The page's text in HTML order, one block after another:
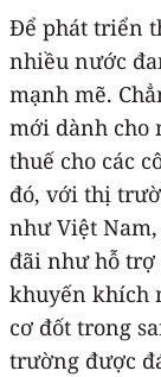
Để phát triển
nhiều nước
mạnh mẽ.
mới dành cho
thuế cho các
đó, với thị
như Việt
đãi như hỗ
khuyến khích
cơ đốt trong
trường được